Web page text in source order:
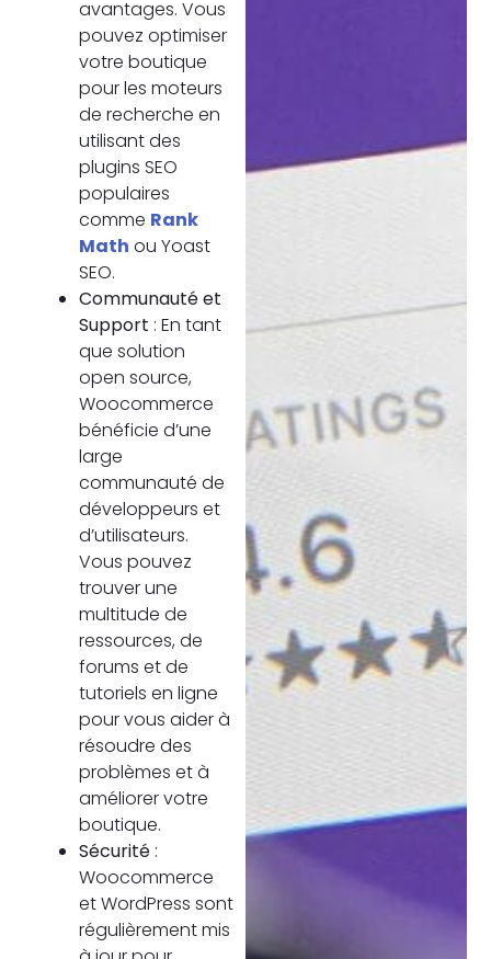
avantages. Vous
pouvez optimiser
votre boutique
pour les moteurs
de recherche en
utilisant des
plugins SEO
populaires
comme Rank
Math ou Yoast
SEO.
Communauté et
Support : En tant
que solution
open source,
Woocommerce
bénéficie d’une
large
communauté de
développeurs et
d’utilisateurs.
Vous pouvez
trouver une
multitude de
ressources, de
forums et de
tutoriels en ligne
pour vous aider à
résoudre des
problèmes et à
améliorer votre
boutique.
Sécurité :
Woocommerce
et WordPress sont
régulièrement mis